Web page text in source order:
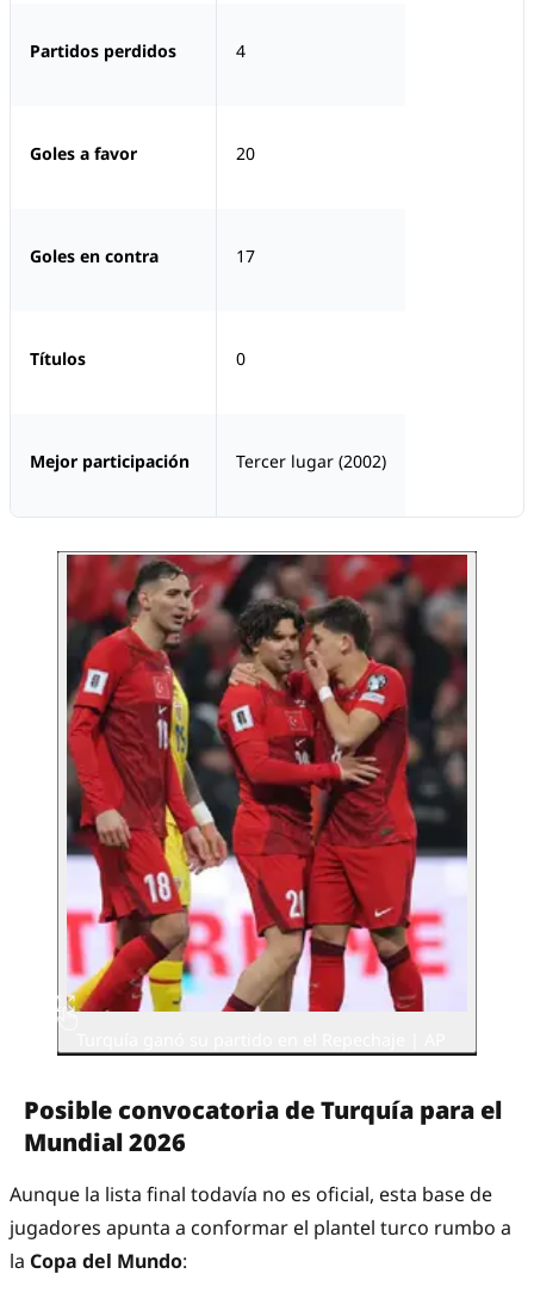
Partidos perdidos 4
Goles a favor 20
Goles en contra 17
Títulos 0
Mejor participación Tercer lugar (2002)
Posible convocatoria de Turquía para el
Mundial 2026
Aunque la lista final todavía no es oficial, esta base de
jugadores apunta a conformar el plantel turco rumbo a
la Copa del Mundo: